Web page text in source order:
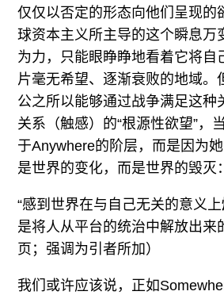
仅仅以否定的形态向他们呈现的
球资本主义所主导的这个瞬息万
为力，只能眼睁睁地看着它将自
片毫无希望、逐渐衰败的地域。
公之所以能够通过战争满足这种
关系（触感）的“根源性欲望”，
于Anywhere的阶层，而是因为
是世界的变化，而是世界的毁灭：
“感到世界在与自己无关的意义上
是将人从平台的统治中解放出来
页；强调为引者所加）
我们或许应该说，正如